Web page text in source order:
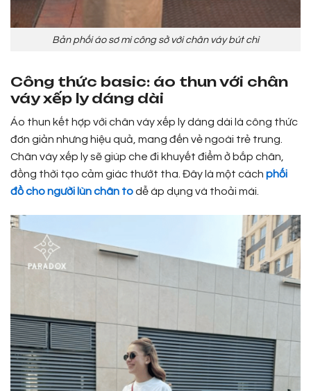
Bản phối áo sơ mi công sở với chân váy bút chì
Công thức basic: áo thun với chân
váy xếp ly dáng dài
Áo thun kết hợp với chân váy xếp ly dáng dài là công thức
đơn giản nhưng hiệu quả, mang đến vẻ ngoài trẻ trung.
Chân váy xếp ly sẽ giúp che đi khuyết điểm ở bắp chân,
đồng thời tạo cảm giác thướt tha. Đây là một cách phối
đồ cho người lùn chân todễ áp dụng và thoải mái.